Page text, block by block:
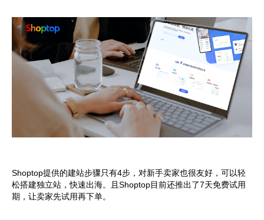
Shoptop提供的建站步骤只有4步，对新手卖家也很友好，可以轻
松搭建独立站，快速出海。且Shoptop目前还推出了7天免费试用
期，让卖家先试用再下单。